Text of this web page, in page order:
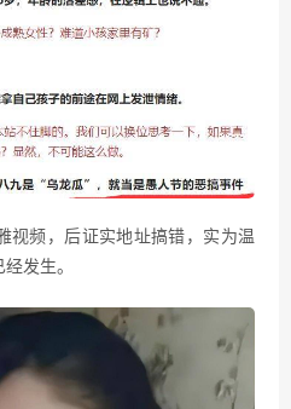
视频，后证实地址搞错，实为温
发生。